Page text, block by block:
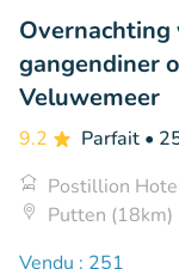
gangendiner
Veluwemeer
9.2 Parfait •
Postillion
Putten (18km)
Vendu : 251